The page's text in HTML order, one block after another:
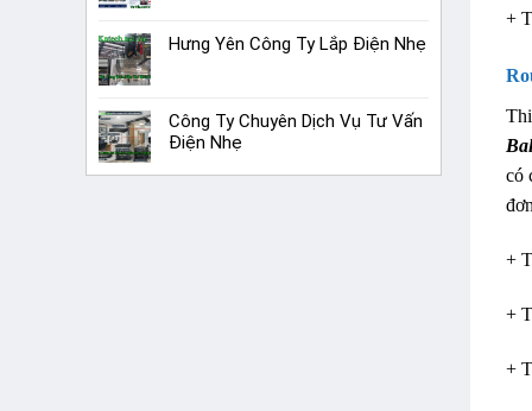
Hưng Yên Công Ty Lắp Điện Nhẹ
Công Ty Chuyên Dịch Vụ Tư Vấn
Điện Nhẹ
+
có
+
+
+